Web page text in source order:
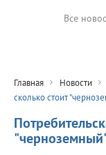
Все
Главная Новости
сколько стоит